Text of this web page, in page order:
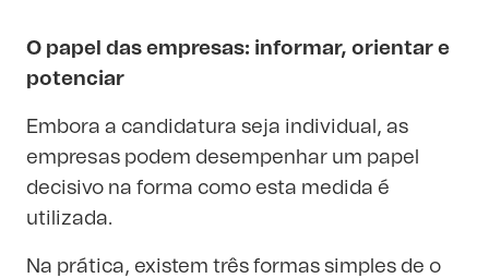
O papel das empresas: informar, orientar e
potenciar
Embora a candidatura seja individual, as
empresas podem desempenhar um papel
decisivo na forma como esta medida é
utilizada.
Na prática, existem três formas simples de o